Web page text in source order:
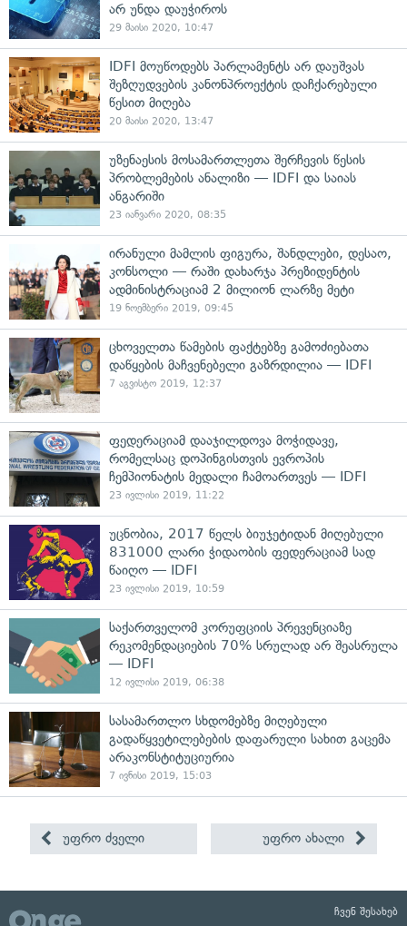
არ უნდა დაუჭიროს
29 მაისი 2020, 10:47
IDFI მოუწოდებს პარლამენტს არ დაუშვას
შეზღუდვების კანონპროექტის დაჩქარებული
წესით მიღება
20 მაისი 2020, 13:47
უზენაესის მოსამართლეთა შერჩევის წესის
პრობლემების ანალიზი — IDFI და საიას
ანგარიში
23 იანვარი 2020, 08:35
ირანული მამლის ფიგურა, შანდლები, დესაო,
კონსოლი — რაში დახარჯა პრეზიდენტის
ადმინისტრაციამ 2 მილიონ ლარზე მეტი
19 ნოემბერი 2019, 09:45
ცხოველთა წამების ფაქტებზე გამოძიებათა
დაწყების მაჩვენებელი გაზრდილია — IDFI
7 აგვისტო 2019, 12:37
ფედერაციამ დააჯილდოვა მოჭიდავე,
რომელსაც დოპინგისთვის ევროპის
ჩემპიონატის მედალი ჩამოართვეს — IDFI
23 ივლისი 2019, 11:22
უცნობია, 2017 წელს ბიუჯეტიდან მიღებული
831000 ლარი ჭიდაობის ფედერაციამ სად
წაიღო — IDFI
23 ივლისი 2019, 10:59
საქართველომ კორუფციის პრევენციაზე
რეკომენდაციების 70% სრულად არ შეასრულა
— IDFI
12 ივლისი 2019, 06:38
სასამართლო სხდომებზე მიღებული
გადაწყვეტილებების დაფარული სახით გაცემა
არაკონსტიტუციურია
7 ივნისი 2019, 15:03
უფრო ძველი უფრო ახალი
ჩვენ შესახებ